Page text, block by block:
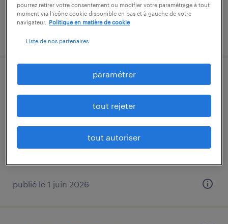
administrateur workplace ( f/h)
nantes, loire-atlantique
intérim
38 000 € par année
publié le 1 juin 2026
pourrez retirer votre consentement ou modifier votre paramétrage à tout
moment via l’icône cookie disponible en bas et à gauche de votre
navigateur.
Politique en matière de cookie
Liste de nos partenaires
paramétrer
tout rejeter
tout autoriser